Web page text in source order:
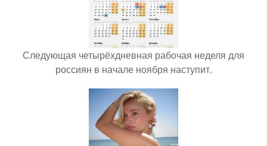
Следующая четырёхдневная рабочая неделя для
россиян в начале ноября наступит.